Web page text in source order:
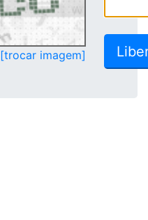
[trocar imagem]